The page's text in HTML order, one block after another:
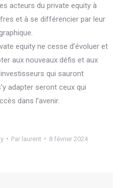
acteurs du private equity à
et à se différencier par leur
equity ne cesse d’évoluer et
aux nouveaux défis et aux
qui sauront
adapter seront ceux qui
dans l’avenir.
Par laurent 8 février 2024